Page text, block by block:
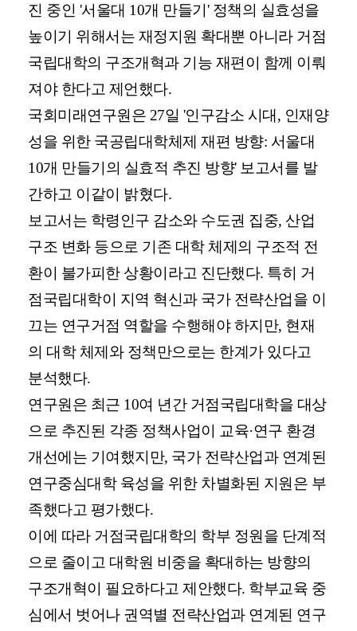
진 중인 '서울대 10개 만들기' 정책의 실효성을
높이기 위해서는 재정지원 확대뿐 아니라 거점
국립대학의 구조개혁과 기능 재편이 함께 이뤄
져야 한다고 제언했다.
국회미래연구원은 27일 '인구감소 시대, 인재양
성을 위한 국공립대학체제 재편 방향: 서울대
10개 만들기의 실효적 추진 방향' 보고서를 발
간하고 이같이 밝혔다.
보고서는 학령인구 감소와 수도권 집중, 산업
구조 변화 등으로 기존 대학 체제의 구조적 전
환이 불가피한 상황이라고 진단했다. 특히 거
점국립대학이 지역 혁신과 국가 전략산업을 이
끄는 연구거점 역할을 수행해야 하지만, 현재
의 대학 체제와 정책만으로는 한계가 있다고
분석했다.
연구원은 최근 10여 년간 거점국립대학을 대상
으로 추진된 각종 정책사업이 교육·연구 환경
개선에는 기여했지만, 국가 전략산업과 연계된
연구중심대학 육성을 위한 차별화된 지원은 부
족했다고 평가했다.
이에 따라 거점국립대학의 학부 정원을 단계적
으로 줄이고 대학원 비중을 확대하는 방향의
구조개혁이 필요하다고 제안했다. 학부교육 중
심에서 벗어나 권역별 전략산업과 연계된 연구